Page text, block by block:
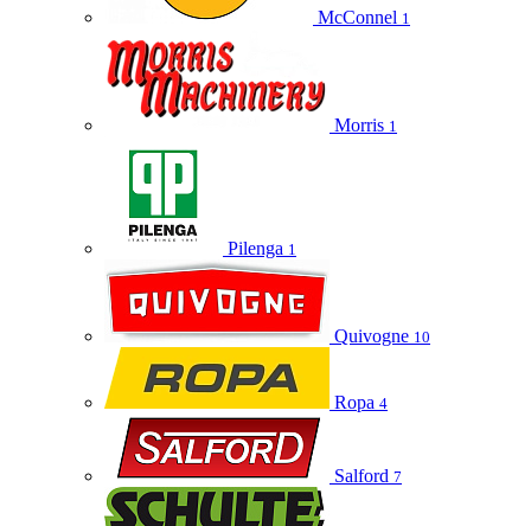
McConnel 1
Morris 1
Pilenga 1
Quivogne 10
Ropa 4
Salford 7